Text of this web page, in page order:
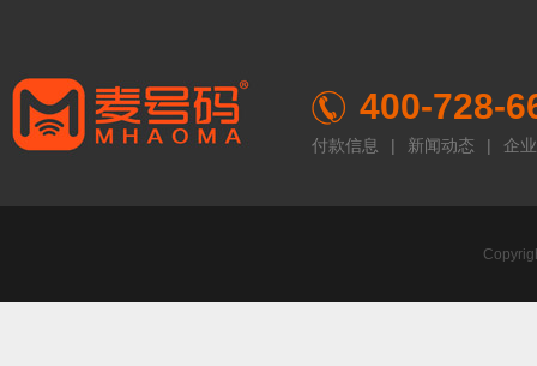
400-728-
付款信息 | 新闻动态 | 企